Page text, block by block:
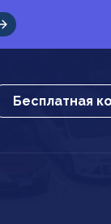
Бесплатная